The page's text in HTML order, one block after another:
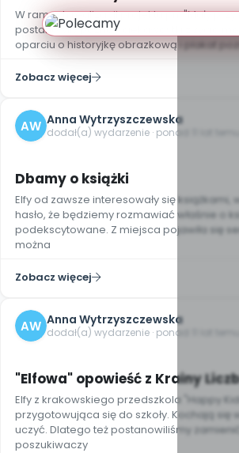
W ramach realizacji projektu pn. "Mały
postanowiły poznać ciekawostki z życia
oparciu o historyjkę obrazkową i plakat
Zobacz więcej
AW Anna Wytrzyszczewska
dodał(a) wydarzenie · ponad 11 lat temu
Dbamy o książki
Elfy od zawsze interesowały się książkami,
hasło, że będziemy rozmawiać właśnie o
podekscytowane. Z miejsca pojawiła się
można
Zobacz więcej
AW Anna Wytrzyszczewska
dodał(a) wydarzenie · ponad 11 lat temu
"Elfowa" opowieść z Krainy
Elfy z krakowskiego przedszkola "Happy
przygotowująca się do szkoły. Kochają się
uczyć. Dlatego też postanowiliśmy
poszukiwaczy